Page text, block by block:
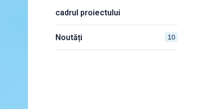
cadrul proiectului
Noutăți 10